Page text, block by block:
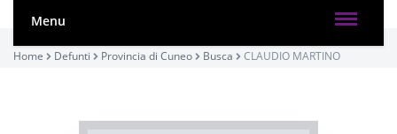
Menu
Home Defunti Provincia di Cuneo Busca CLAUDIO MARTINO
Busca, Chiesa parrocchiale di Busca - Maria Vergine
24/01/2023 14:30
Busca, Chiesa parrocchiale di Busca - Maria Vergine